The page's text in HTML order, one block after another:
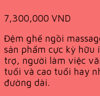
7,300,000 VND
Đệm ghế ngồi
sản phẩm cực kỳ hữu
trợ, người làm việc
tuổi và cao tuổi hay
đường dài.